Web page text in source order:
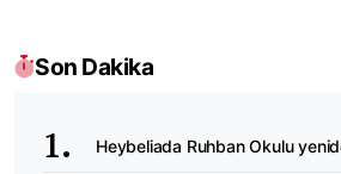
Son Dakika
Heybeliada Ruhban Okulu